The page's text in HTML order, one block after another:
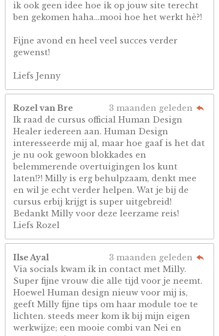
ik ook geen idee hoe ik op jouw site terecht
ben gekomen haha...mooi hoe het werkt hè?!
Fijne avond en heel veel succes verder
gewenst!
Liefs Jenny
Rozel van Bre
3 maanden geleden
Ik raad de cursus official Human Design
Healer iedereen aan. Human Design
interesseerde mij al, maar hoe gaaf is het dat
je nu ook gewoon blokkades en
belemmerende overtuigingen los kunt
laten!?! Milly is erg behulpzaam, denkt mee
en wil je echt verder helpen. Wat je bij de
cursus erbij krijgt is super uitgebreid!
Bedankt Milly voor deze leerzame reis!
Liefs Rozel
Ilse Ayal
3 maanden geleden
Via socials kwam ik in contact met Milly.
Super fijne vrouw die alle tijd voor je neemt.
Hoewel Human design nieuw voor mij is,
geeft Milly fijne tips om haar module toe te
lichten. steeds meer kom ik bij mijn eigen
werkwijze; een mooie combi van Nei en